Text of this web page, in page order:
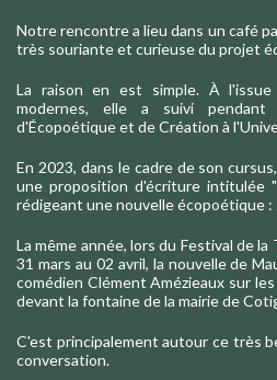
Notre rencontre a lieu dans un café
très souriante et curieuse du projet
La raison en est simple. À
modernes, elle a suivi
d'Écopoétique et de Création à
En 2023, dans le cadre de son
une proposition d'écriture intitulée
rédigeant une nouvelle écopoétique :
La même année, lors du Festival de la
31 mars au 02 avril, la nouvelle de
comédien Clément Amézieaux sur
devant la fontaine de la mairie de
C'est principalement autour ce très
conversation.